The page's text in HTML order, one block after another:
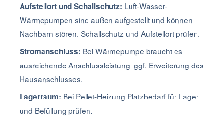
Aufstellort und Schallschutz: Luft-Wasser-
Wärmepumpen sind außen aufgestellt und können
Nachbarn stören. Schallschutz und Aufstellort prüfen.
Stromanschluss: Bei Wärmepumpe braucht es
ausreichende Anschlussleistung, ggf. Erweiterung des
Hausanschlusses.
Lagerraum: Bei Pellet-Heizung Platzbedarf für Lager
und Befüllung prüfen.